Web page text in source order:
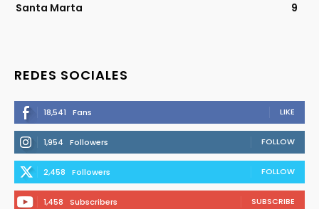
Santa Marta
9
REDES SOCIALES
18,541 Fans LIKE
1,954 Followers FOLLOW
2,458 Followers FOLLOW
1,458 Subscribers SUBSCRIBE